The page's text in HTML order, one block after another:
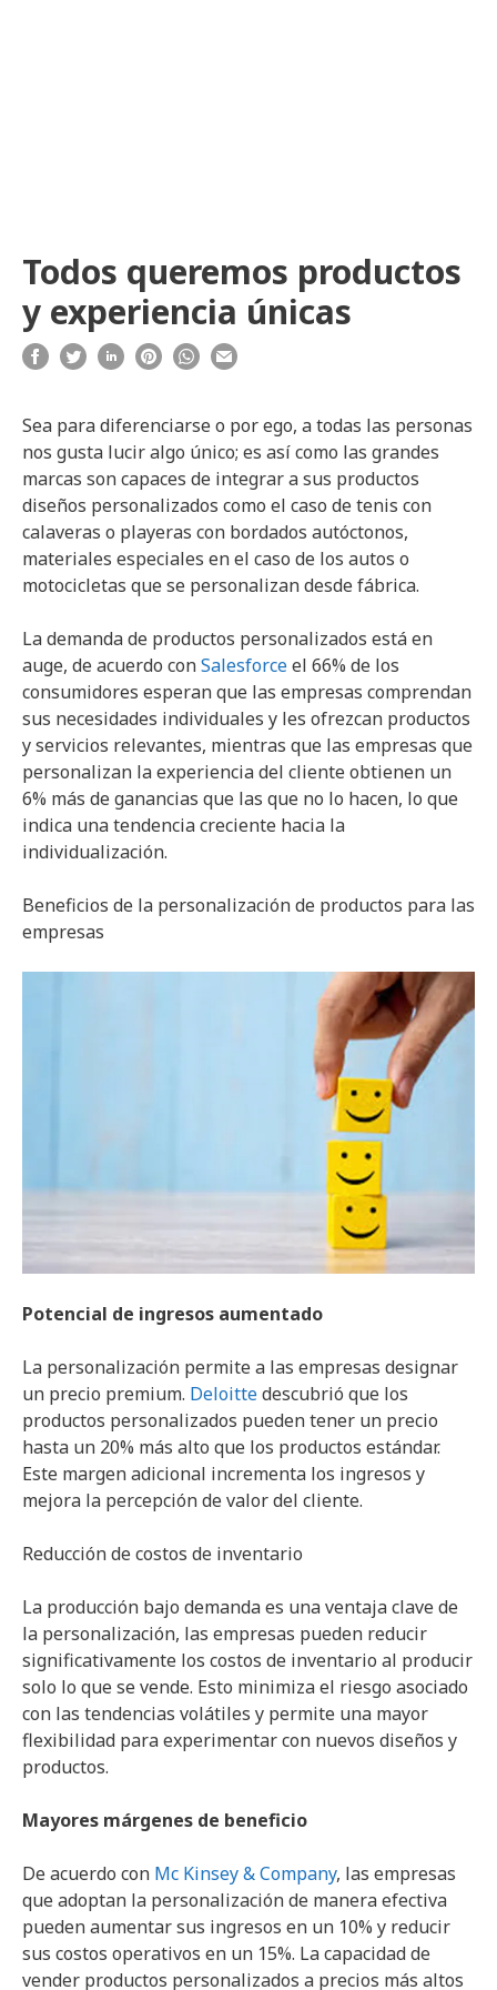
Todos queremos productos
y experiencia únicas
Sea para diferenciarse o por ego, a todas las personas
nos gusta lucir algo único; es así como las grandes
marcas son capaces de integrar a sus productos
diseños personalizados como el caso de tenis con
calaveras o playeras con bordados autóctonos,
materiales especiales en el caso de los autos o
motocicletas que se personalizan desde fábrica.
La demanda de productos personalizados está en
auge, de acuerdo conSalesforceel 66% de los
consumidores esperan que las empresas comprendan
sus necesidades individuales y les ofrezcan productos
y servicios relevantes, mientras que las empresas que
personalizan la experiencia del cliente obtienen un
6% más de ganancias que las que no lo hacen, lo que
indica una tendencia creciente hacia la
individualización.
Beneficios de la personalización de productos para las
empresas
Potencial de ingresos aumentado
La personalización permite a las empresas designar
un precio premium. Deloittedescubrió que los
productos personalizados pueden tener un precio
hasta un 20% más alto que los productos estándar.
Este margen adicional incrementa los ingresos y
mejora la percepción de valor del cliente.
Reducción de costos de inventario
La producción bajo demanda es una ventaja clave de
la personalización, las empresas pueden reducir
significativamente los costos de inventario al producir
solo lo que se vende. Esto minimiza el riesgo asociado
con las tendencias volátiles y permite una mayor
flexibilidad para experimentar con nuevos diseños y
productos.
Mayores márgenes de beneficio
De acuerdo con Mc Kinsey & Company, las empresas
que adoptan la personalización de manera efectiva
pueden aumentar sus ingresos en un 10% y reducir
sus costos operativos en un 15%. La capacidad de
vender productos personalizados a precios más altos